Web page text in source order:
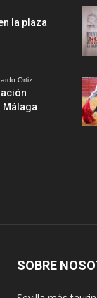
la plaza
Ortiz
Málaga
SOBRE